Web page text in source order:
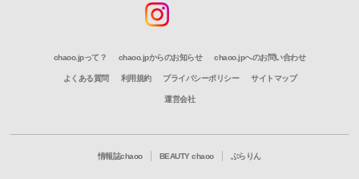
chaoo.jpって？ chaoo.jpからのお知らせ chaoo.jpへのお問い合わせ
よくある質問 利用規約 プライバシーポリシー サイトマップ
運営会社
情報誌chaoo BEAUTY chaoo ぶらりん